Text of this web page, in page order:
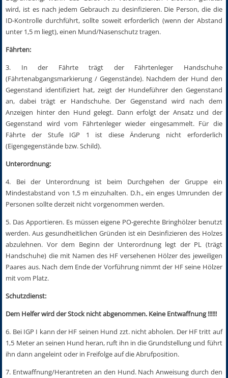
wird, ist es nach jedem Gebrauch zu desinfizieren. Die Person, die die
ID-Kontrolle durchführt, sollte soweit erforderlich (wenn der Abstand
unter 1,5 m liegt), einen Mund/Nasenschutz tragen.
Fährten:
3. In der Fährte trägt der Fährtenleger Handschuhe
(Fährtenabgangsmarkierung / Gegenstände). Nachdem der Hund den
Gegenstand identifiziert hat, zeigt der Hundeführer den Gegenstand
an, dabei trägt er Handschuhe. Der Gegenstand wird nach dem
Anzeigen hinter den Hund gelegt. Dann erfolgt der Ansatz und der
Gegenstand wird vom Fährtenleger wieder eingesammelt. Für die
Fährte der Stufe IGP 1 ist diese Änderung nicht erforderlich
(Eigengegenstände bzw. Schild).
Unterordnung:
4. Bei der Unterordnung ist beim Durchgehen der Gruppe ein
Mindestabstand von 1,5 m einzuhal­ten. D.h., ein enges Umrunden der
Personen sollte derzeit nicht vorgenommen werden.
5. Das Apportieren. Es müssen eigene PO-gerechte Bringhölzer benutzt
werden. Aus gesundheitlichen Gründen ist ein Desinfizieren des Holzes
abzulehnen. Vor dem Beginn der Unterordnung legt der PL (trägt
Handschuhe) die mit Namen des HF versehenen Hölzer des jeweiligen
Paares aus. Nach dem Ende der Vorführung nimmt der HF seine Hölzer
mit vom Platz.
Schutzdienst:
Dem Helfer wird der Stock nicht abgenommen. Keine Entwaffnung !!!!!!
6. Bei IGP I kann der HF seinen Hund zzt. nicht abholen. Der HF tritt auf
1,5 Meter an seinen Hund heran, ruft ihn in die Grundstellung und führt
ihn dann angeleint oder in Freifolge auf die Abrufposition.
7. Entwaffnung/Herantreten an den Hund. Nach Anweisung durch den